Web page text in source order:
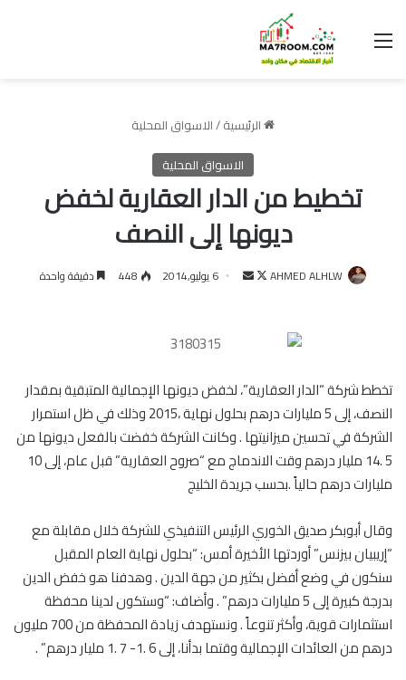
القائمة
الرئيسية/الاسواق المحلية
الاسواق المحلية
تخطيط من الدار العقارية لخفض
ديونها إلى النصف
AHMED ALHLW
تابعأرسل 6 يوليو,2014 448 دقيقة واحدة
تخطط شركة “الدار العقارية”، لخفض ديونها الإجمالية المتبقية بمقدار
النصف، إلى 5 مليارات درهم بحلول نهاية ،2015 وذلك في ظل استمرار
الشركة في تحسين ميزانيتها . وكانت الشركة خفضت بالفعل ديونها من
5 .14 مليار درهم وقت الاندماج مع “صروح العقارية” قبل عام، إلى 10
مليارات درهم حالياً .بحسب جريدة الخليج
وقال أبوبكر صديق الخوري الرئيس التنفيذي للشركة خلال مقابلة مع
“إريبيان بيزنس” أوردتها الأخيرة أمس: “بحلول نهاية العام المقبل
سنكون في وضع أفضل بكثير من جهة الدين . وهدفنا هو خفض الدين
بدرجة كبيرة إلى 5 مليارات درهم” . وأضاف: “وستكون لدينا محفظة
استثمارات قوية، وأكثر تنوعاً . ونستهدف زيادة المحفظة من 700 مليون
درهم من العائدات الإجمالية وقتما بدأنا، إلى 6 .1- 7 .1 مليار درهم” .